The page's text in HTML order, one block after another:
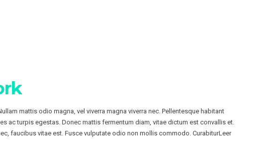
mattis odio magna, vel viverra magna viverra nec. Pellentesque habitant
ac turpis egestas. Donec mattis fermentum diam, vitae dictum est convallis et.
faucibus vitae est. Fusce vulputate odio non mollis commodo. CurabiturLeer